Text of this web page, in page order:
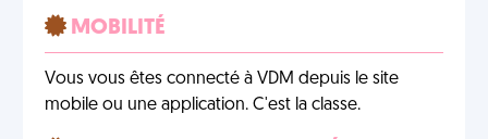
MOBILITÉ
Vous vous êtes connecté à VDM depuis le site
mobile ou une application. C'est la classe.